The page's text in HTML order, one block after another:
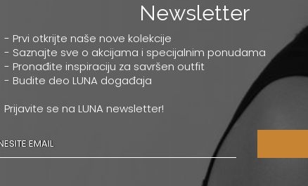
Newsletter
- Prvi otkrijte naše nove kolekcije
- Saznajte sve o akcijama i specijalnim ponudama
- Pronađite inspiraciju za savršen outfit
- Budite deo LUNA događaja
Prijavite se na LUNA newsletter!